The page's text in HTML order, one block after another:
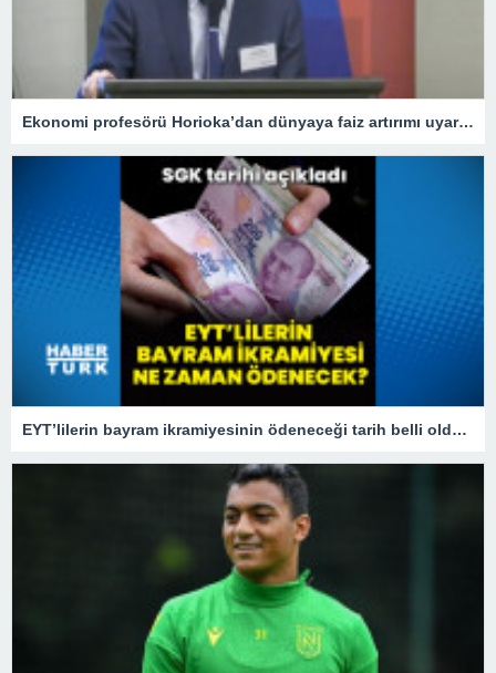
Ekonomi profesörü Horioka’dan dünyaya faiz artırımı uyarısı
EYT’lilerin bayram ikramiyesinin ödeneceği tarih belli oldu! 2023 EYT bayram ikramiyesi ne zaman yatacak?